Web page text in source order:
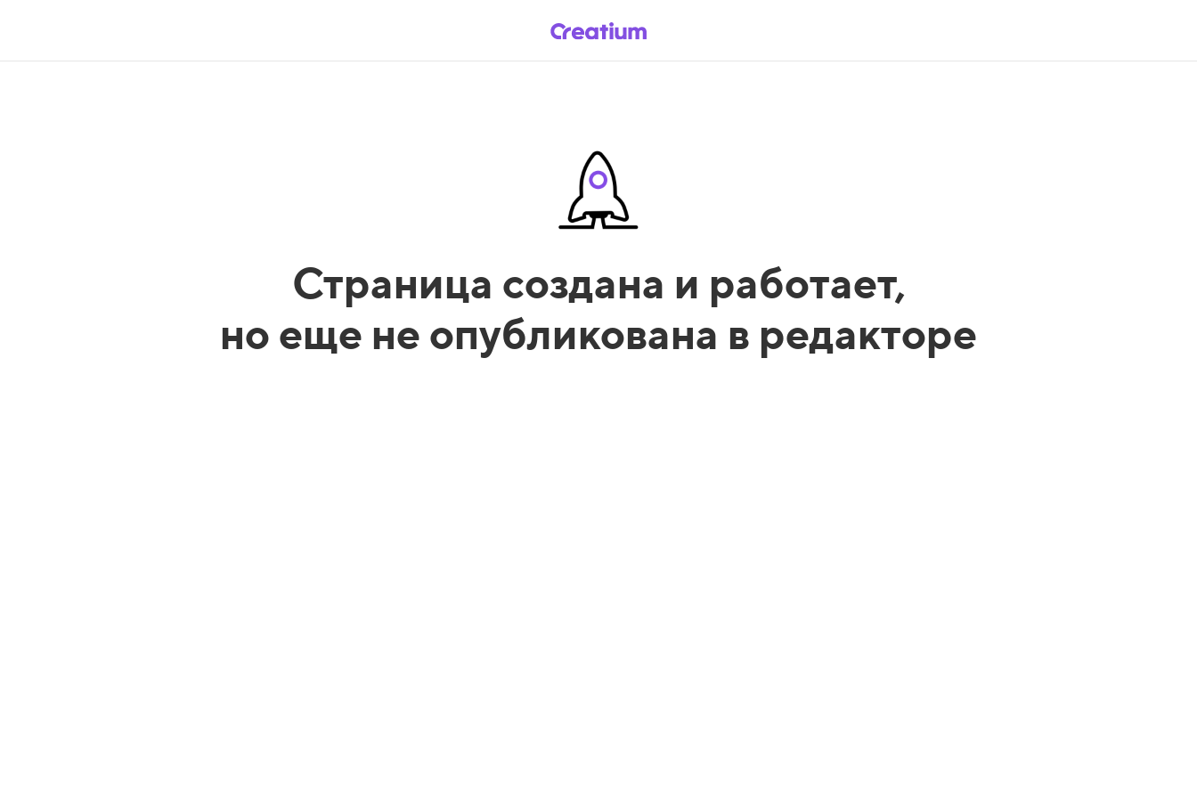
Страница создана и работает,
но еще не опубликована в редакторе